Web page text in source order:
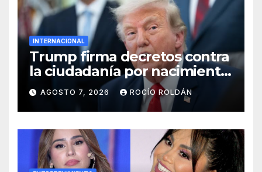
INTERNACIONAL
Trump firma decretos contra
la ciudadanía por nacimiento
y el ‘turismo de maternidad’
AGOSTO 7, 2026 ROCÍO ROLDÁN